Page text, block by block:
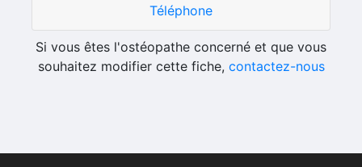
Téléphone
Si vous êtes l'ostéopathe concerné et que vous
souhaitez modifier cette fiche, contactez-nous